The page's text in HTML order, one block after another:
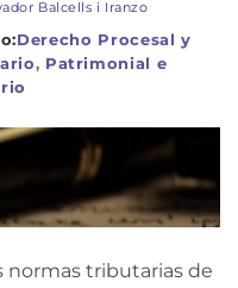
Derecho Procesal y
, Patrimonial e
Balcells i Iranzo
tributarias de